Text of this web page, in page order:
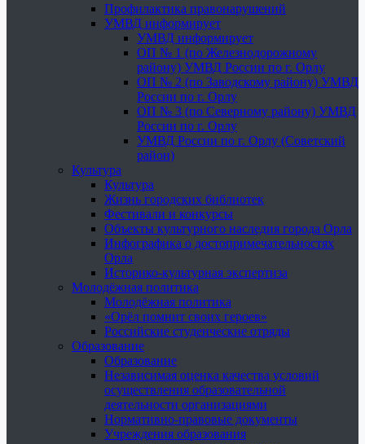
Профилактика правонарушений
УМВД информирует
УМВД информирует
ОП № 1 (по Железнодорожному
району) УМВД России по г. Орлу
ОП № 2 (по Заводскому району) УМВД
России по г. Орлу
ОП № 3 (по Северному району) УМВД
России по г. Орлу
УМВД России по г. Орлу (Советский
район)
Культура
Культура
Жизнь городских библиотек
Фестивали и конкурсы
Объекты культурного наследия города Орла
Инфографика о достопримечательностях
Орла
Историко-культурная экспертиза
Молодёжная политика
Молодёжная политика
«Орёл помнит своих героев»
Российские студенческие отряды
Образование
Образование
Независимая оценка качества условий
осуществления образовательной
деятельности организациями
Нормативно-правовые документы
Учреждения образования